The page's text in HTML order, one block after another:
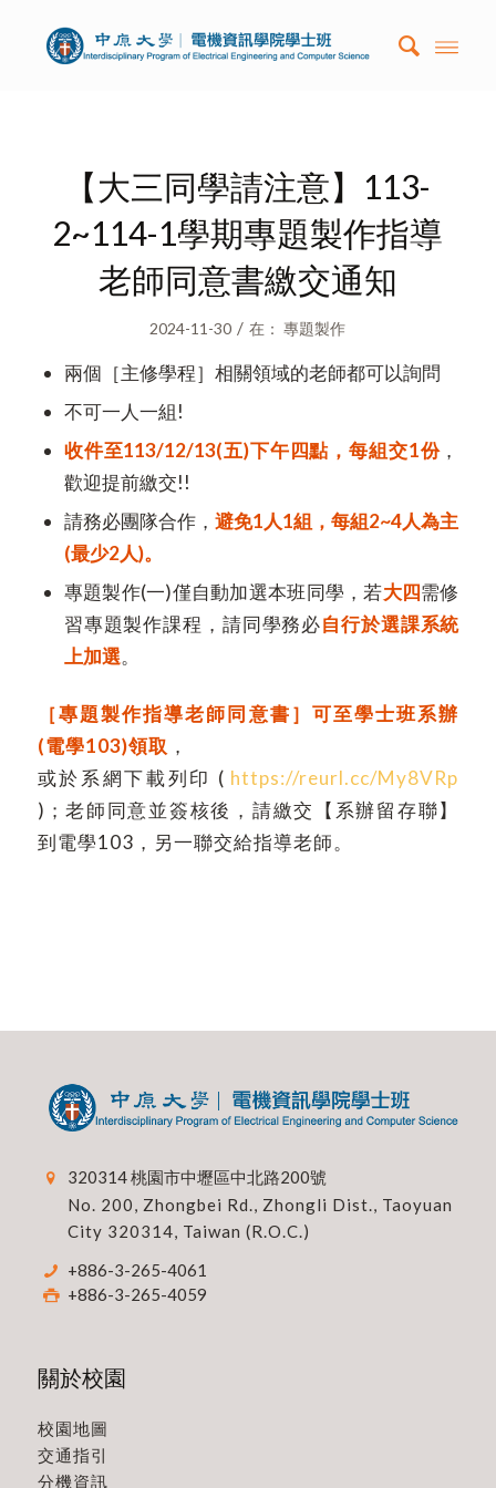
【大三同學請注意】113-
2~114-1學期專題製作指導
老師同意書繳交通知
2024-11-30 / 在：專題製作
兩個［主修學程］相關領域的老師都可以詢問
不可一人一組!
收件至113/12/13(五)下午四點，每組交1份，
歡迎提前繳交!!
請務必團隊合作，避免1人1組，每組2~4人為主
(最少2人)。
專題製作(一)僅自動加選本班同學，若大四需修
習專題製作課程，請同學務必自行於選課系統
上加選。
［專題製作指導老師同意書］可至學士班系辦
(電學103)領取 ，
或於系網下載列印 ( https://reurl.cc/My8VRp
)；老師同意並簽核後，請繳交【系辦留存聯】
到電學103，另一聯交給指導老師。
320314 桃園市中壢區中北路200號
No. 200, Zhongbei Rd., Zhongli Dist., Taoyuan
City 320314, Taiwan (R.O.C.)
+886-3-265-4061
+886-3-265-4059
關於校園
校園地圖
交通指引
分機資訊